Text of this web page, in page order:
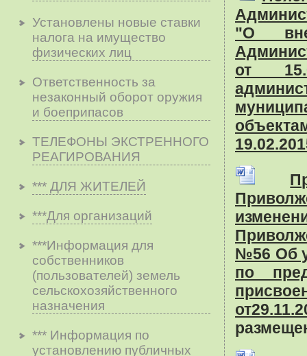
Установлены новые ставки
налога на имущество
физических лиц
Ответственность за
незаконный оборот оружия
и боеприпасов
ТЕЛЕФОНЫ ЭКСТРЕННОГО
РЕАГИРОВАНИЯ
*** ДЛЯ ЖИТЕЛЕЙ
***Для организаций
***Информация для
собственников
(пользователей) земель
сельскохозяйственного
назначения
*** Информация по
установлению публичных
"О
от
№56 Об
по